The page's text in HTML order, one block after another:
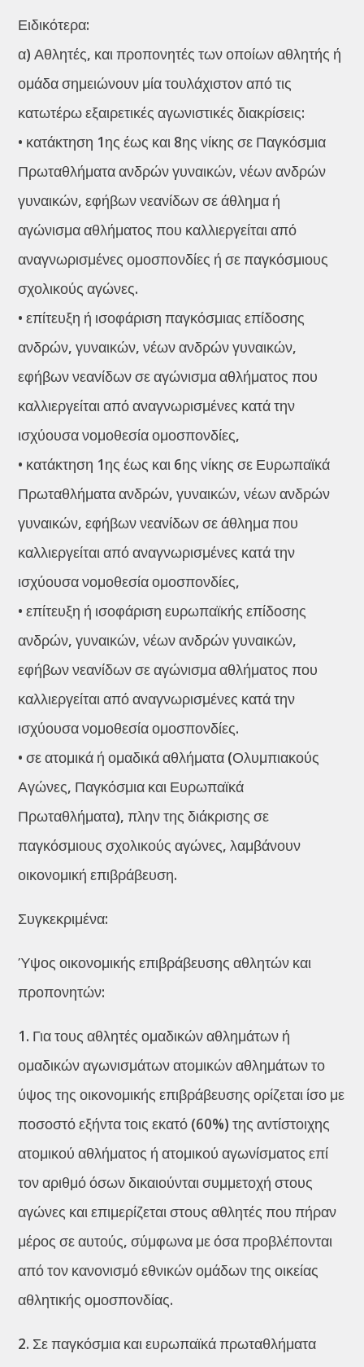
Ειδικότερα:
α) Αθλητές, και προπονητές των οποίων αθλητής ή
ομάδα σημειώνουν μία τουλάχιστον από τις
κατωτέρω εξαιρετικές αγωνιστικές διακρίσεις:
• κατάκτηση 1ης έως και 8ης νίκης σε Παγκόσμια
Πρωταθλήματα ανδρών γυναικών, νέων ανδρών
γυναικών, εφήβων νεανίδων σε άθλημα ή
αγώνισμα αθλήματος που καλλιεργείται από
αναγνωρισμένες ομοσπονδίες ή σε παγκόσμιους
σχολικούς αγώνες.
• επίτευξη ή ισοφάριση παγκόσμιας επίδοσης
ανδρών, γυναικών, νέων ανδρών γυναικών,
εφήβων νεανίδων σε αγώνισμα αθλήματος που
καλλιεργείται από αναγνωρισμένες κατά την
ισχύουσα νομοθεσία ομοσπονδίες,
• κατάκτηση 1ης έως και 6ης νίκης σε Ευρωπαϊκά
Πρωταθλήματα ανδρών, γυναικών, νέων ανδρών
γυναικών, εφήβων νεανίδων σε άθλημα που
καλλιεργείται από αναγνωρισμένες κατά την
ισχύουσα νομοθεσία ομοσπονδίες,
• επίτευξη ή ισοφάριση ευρωπαϊκής επίδοσης
ανδρών, γυναικών, νέων ανδρών γυναικών,
εφήβων νεανίδων σε αγώνισμα αθλήματος που
καλλιεργείται από αναγνωρισμένες κατά την
ισχύουσα νομοθεσία ομοσπονδίες.
• σε ατομικά ή ομαδικά αθλήματα (Ολυμπιακούς
Αγώνες, Παγκόσμια και Ευρωπαϊκά
Πρωταθλήματα), πλην της διάκρισης σε
παγκόσμιους σχολικούς αγώνες, λαμβάνουν
οικονομική επιβράβευση.
Συγκεκριμένα:
Ύψος οικονομικής επιβράβευσης αθλητών και
προπονητών:
1. Για τους αθλητές ομαδικών αθλημάτων ή
ομαδικών αγωνισμάτων ατομικών αθλημάτων το
ύψος της οικονομικής επιβράβευσης ορίζεται ίσο με
ποσοστό εξήντα τοις εκατό (60%) της αντίστοιχης
ατομικού αθλήματος ή ατομικού αγωνίσματος επί
τον αριθμό όσων δικαιούνται συμμετοχή στους
αγώνες και επιμερίζεται στους αθλητές που πήραν
μέρος σε αυτούς, σύμφωνα με όσα προβλέπονται
από τον κανονισμό εθνικών ομάδων της οικείας
αθλητικής ομοσπονδίας.
2. Σε παγκόσμια και ευρωπαϊκά πρωταθλήματα